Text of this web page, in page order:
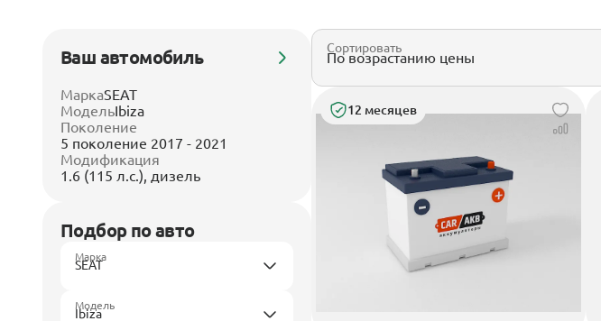
Ваш автомобиль
МаркаSEAT
МодельIbiza
Поколение
5 поколение 2017 - 2021
Модификация
1.6 (115 л.с.), дизель
Подбор по авто
Марка
Модель
Сортировать
12 месяцев